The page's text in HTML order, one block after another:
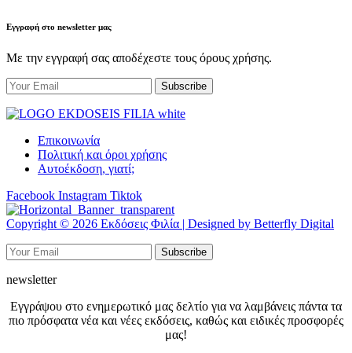
Εγγραφή στο newsletter μας
Με την εγγραφή σας αποδέχεστε τους όρους χρήσης.
Επικοινωνία
Πολιτική και όροι χρήσης
Αυτοέκδοση, γιατί;
Facebook Instagram Tiktok
Copyright © 2026 Εκδόσεις Φιλία | Designed by Betterfly Digital
newsletter
Εγγράψου στο ενημερωτικό μας δελτίο για να λαμβάνεις πάντα τα
πιο πρόσφατα νέα και νέες εκδόσεις, καθώς και ειδικές προσφορές
μας!